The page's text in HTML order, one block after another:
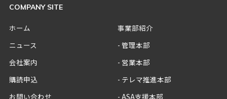
COMPANY SITE
ホーム
ニュース
会社案内
購読申込
お問い合わせ
事業部紹介
管理本部
営業本部
テレマ推進本部
ASA支援本部